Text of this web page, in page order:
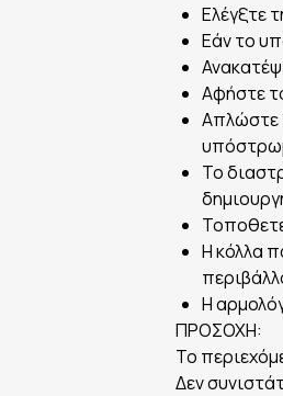
Ελέγξτε
Εάν το
Αφήστε
Απλώστε
Το
Η κόλλα
Η
ΠΡΟΣΟΧΗ:
Το
Δεν